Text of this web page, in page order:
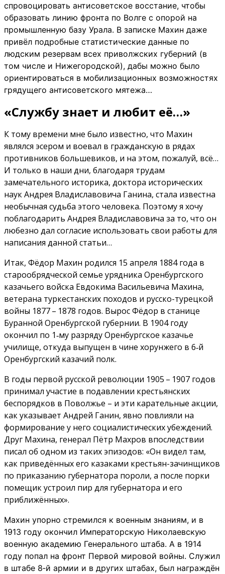
спровоцировать антисоветское восстание, чтобы
образовать линию фронта по Волге с опорой на
промышленную базу Урала. В записке Махин даже
привёл подробные статистические данные по
людским резервам всех приволжских губерний (в
том числе и Нижегородской), дабы можно было
ориентироваться в мобилизационных возможностях
грядущего антисоветского мятежа…
«Службу знает и любит её…»
К тому времени мне было известно, что Махин
являлся эсером и воевал в гражданскую в рядах
противников большевиков, и на этом, пожалуй, всё…
И только в наши дни, благодаря трудам
замечательного историка, доктора исторических
наук Андрея Владиславовича Ганина, стала известна
необычная судьба этого человека. Поэтому я хочу
поблагодарить Андрея Владиславовича за то, что он
любезно дал согласие использовать свои работы для
написания данной статьи…
Итак, Фёдор Махин родился 15 апреля 1884 года в
старообрядческой семье урядника Оренбургского
казачьего войска Евдокима Васильевича Махина,
ветерана туркестанских походов и русско-турецкой
войны 1877 – 1878 годов. Вырос Фёдор в станице
Буранной Оренбургской губернии. В 1904 году
окончил по 1‑му разряду Оренбургское казачье
училище, откуда выпущен в чине хорунжего в 6‑й
Оренбургский казачий полк.
В годы первой русской революции 1905 – 1907 годов
принимал участие в подавлении крестьянских
беспорядков в Поволжье – и эти карательные акции,
как указывает Андрей Ганин, явно повлияли на
формирование у него социалистических убеждений.
Друг Махина, генерал Пётр Махров впоследствии
писал об одном из таких эпизодов: «Он видел там,
как приведённых его казаками крестьян-зачинщиков
по приказанию губернатора пороли, а после порки
помещик устроил пир для губернатора и его
приближённых».
Махин упорно стремился к военным знаниям, и в
1913 году окончил Императорскую Николаевскую
военную академию Генерального штаба. А в 1914
году попал на фронт Первой мировой войны. Служил
в штабе 8‑й армии и в других штабах, был награждён